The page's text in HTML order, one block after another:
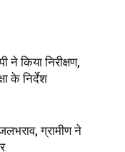
ने किया निरीक्षण,
के निर्देश
ग्रामीण ने